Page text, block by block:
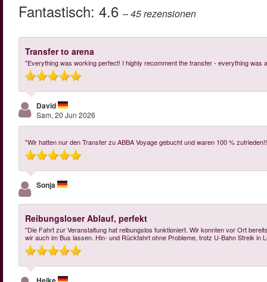
Fantastisch: 4.6 – 45rezensionen
Transfer to arena
"Everything was working perfect! I highly recomment the transfer - everything was
David
Sam, 20 Jun 2026
"Wir hatten nur den Transfer zu ABBA Voyage gebucht und waren 100 %
Sonja
Reibungsloser Ablauf, perfekt
"Die Fahrt zur Veranstaltung hat reibungslos funktioniert. Wir konnten vor Ort
wir auch im Bus lassen. Hin- und Rückfahrt ohne Probleme, trotz U-Bahn Streik